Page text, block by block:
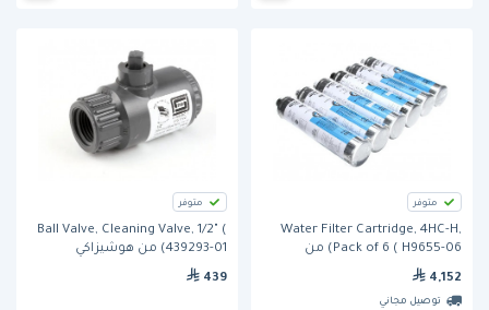
متوفر
Water Filter Cartridge, 4HC-H,
Pack of 6 ( H9655-06) من
هوشيزاكي
4,152
توصيل مجاني
متوفر
Ball Valve, Cleaning Valve, 1/2" (
439293-01) من هوشيزاكي
439